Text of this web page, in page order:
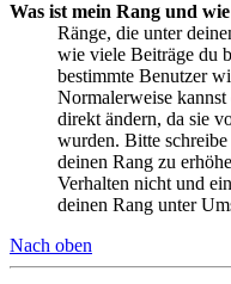
Was ist mein Rang und
Ränge, die unter
wie viele Beiträge du
bestimmte Benutzer
Normalerweise
direkt ändern, da sie
wurden. Bitte
deinen Rang zu
Verhalten nicht und
deinen Rang unter
Nach oben